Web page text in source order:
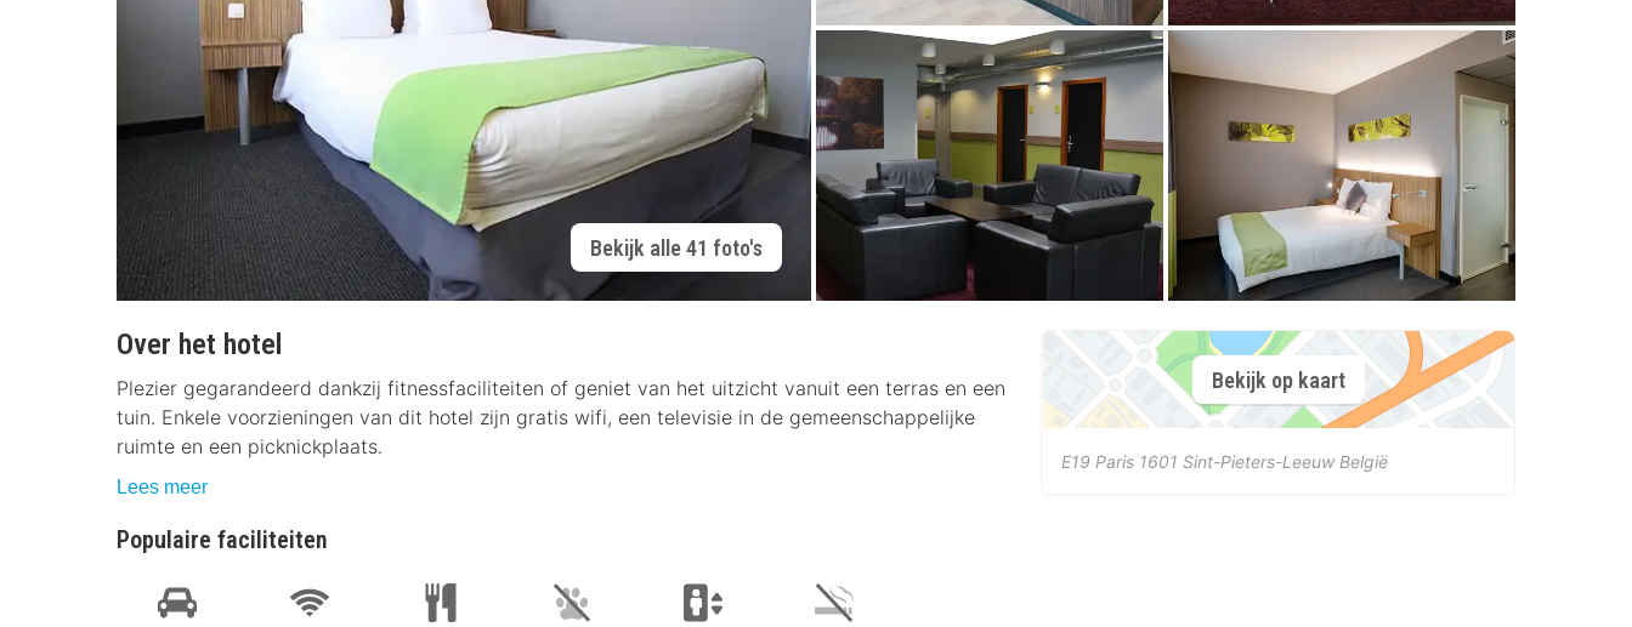
Bekijk alle 41 foto's
Over het hotel
Plezier gegarandeerd dankzij fitnessfaciliteiten of geniet van het uitzicht vanuit een terras en een
tuin. Enkele voorzieningen van dit hotel zijn gratis wifi, een televisie in de gemeenschappelijke
ruimte en een picknickplaats.
Lees meer
Populaire faciliteiten
Bekijk op kaart
E19 Paris 1601 Sint-Pieters-Leeuw België